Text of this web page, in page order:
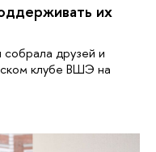
их
друзей и
клубе ВШЭ на